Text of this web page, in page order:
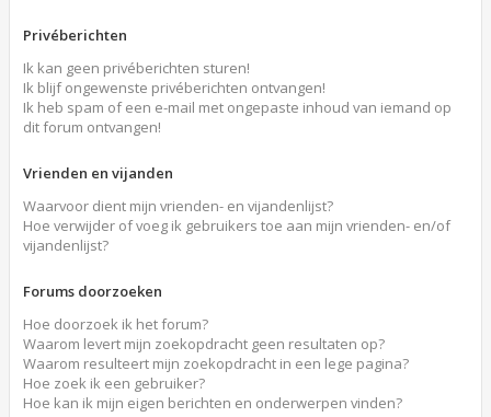
Privéberichten
Ik kan geen privéberichten sturen!
Ik blijf ongewenste privéberichten ontvangen!
Ik heb spam of een e-mail met ongepaste inhoud van iemand op
dit forum ontvangen!
Vrienden en vijanden
Waarvoor dient mijn vrienden- en vijandenlijst?
Hoe verwijder of voeg ik gebruikers toe aan mijn vrienden- en/of
vijandenlijst?
Forums doorzoeken
Hoe doorzoek ik het forum?
Waarom levert mijn zoekopdracht geen resultaten op?
Waarom resulteert mijn zoekopdracht in een lege pagina?
Hoe zoek ik een gebruiker?
Hoe kan ik mijn eigen berichten en onderwerpen vinden?